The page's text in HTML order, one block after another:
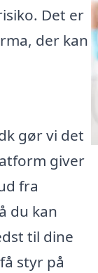
Det er
der kan
gør vi det
giver
fra
du kan
til dine
styr på